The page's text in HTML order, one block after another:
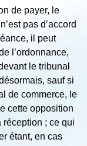
de payer, le
pas d’accord
il peut
l’ordonnance,
le tribunal
sauf si
de commerce, le
cette opposition
réception ; ce qui
étant, en cas